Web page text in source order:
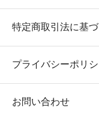
特定商取引法に基
プライバシーポリ
お問い合わせ